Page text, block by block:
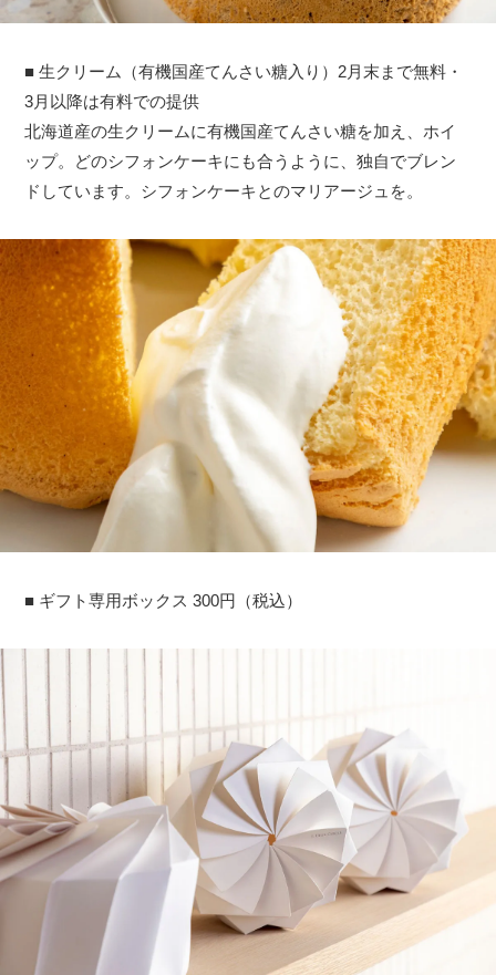
■ 生クリーム（有機国産てんさい糖入り）2月末まで無料・
3月以降は有料での提供
北海道産の生クリームに有機国産てんさい糖を加え、ホイ
ップ。どのシフォンケーキにも合うように、独自でブレン
ドしています。シフォンケーキとのマリアージュを。
■ ギフト専用ボックス 300円（税込）